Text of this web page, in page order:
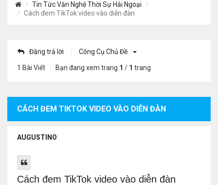
Tin Tức Văn Nghệ Thời Sự Hải Ngoại
Cách đem TikTok video vào diễn đàn
Đăng trả lời Công Cụ Chủ Đề
1 Bài Viết Bạn đang xem trang 1 / 1 trang
CÁCH ĐEM TIKTOK VIDEO VÀO DIỄN ĐÀN
AUGUSTINO
Cách đem TikTok video vào diễn đàn